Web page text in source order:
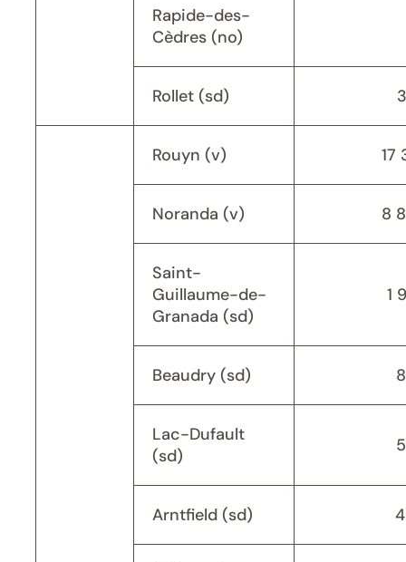
Rapide-des-
Cèdres (no)
Rollet (sd)
Rouyn (v) 17
Noranda (v) 8
Saint-
Guillaume-de-
Granada (sd)
1
Beaudry (sd)
Lac-Dufault
(sd)
Arntfield (sd)